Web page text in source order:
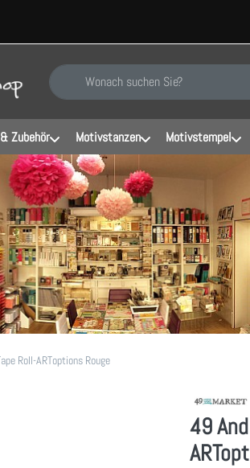
Geben Sie einen Suchbegriff ein.
Zubehör Motivstanzen Motivstempel
Roll-ARToptions Rouge
49